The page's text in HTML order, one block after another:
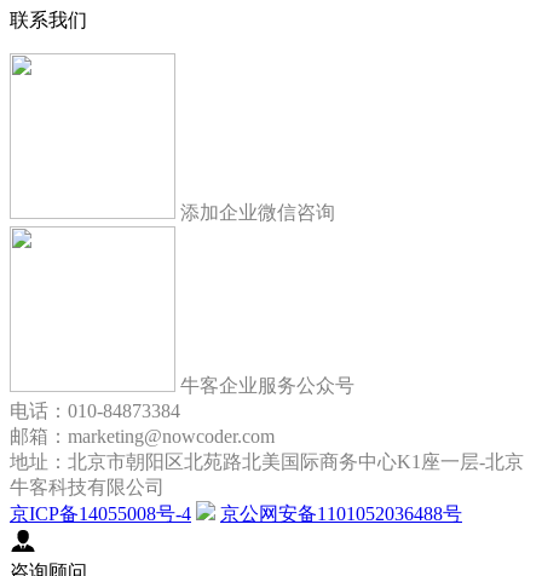
联系我们
添加企业微信咨询
牛客企业服务公众号
电话：010-84873384
邮箱：marketing@nowcoder.com
地址：北京市朝阳区北苑路北美国际商务中心K1座一层-北京
牛客科技有限公司
京ICP备14055008号-4
京公网安备1101052036488号
咨询顾问